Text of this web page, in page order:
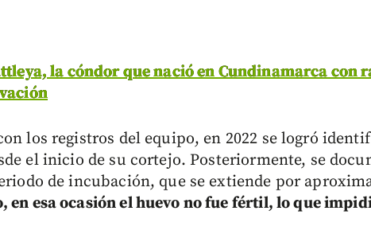
la cóndor que nació en Cundinamarca con
los registros del equipo, en 2022 se logró
el inicio de su cortejo. Posteriormente, se
de incubación, que se extiende por
en esa ocasión el huevo no fue fértil, lo que